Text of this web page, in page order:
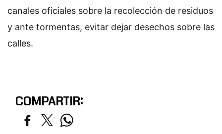
canales oficiales sobre la recolección de residuos
y ante tormentas, evitar dejar desechos sobre las
calles.
COMPARTIR: